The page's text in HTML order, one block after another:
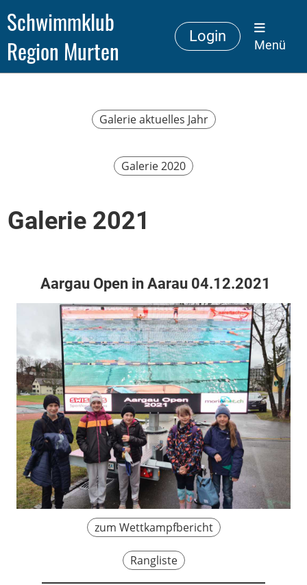
Schwimmklub
Region Murten
Login
Menü
Galerie aktuelles Jahr
Galerie 2020
Galerie 2021
Aargau Open in Aarau 04.12.2021
zum Wettkampfbericht
Rangliste